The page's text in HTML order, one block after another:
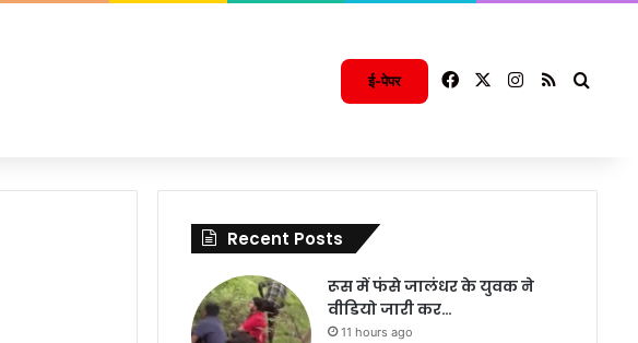
ई-पेपर FacebookInstagram
RSS
Recent Posts
रूस में फंसे जालंधर के युवक ने
वीडियो जारी कर…
11 hours ago